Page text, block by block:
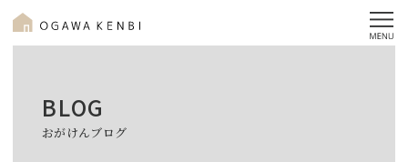
BLOG
おがけんブログ